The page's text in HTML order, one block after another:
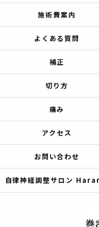
施術費案内
よくある質問
補正
切り方
痛み
アクセス
お問い合わせ
自律神経調整サロン